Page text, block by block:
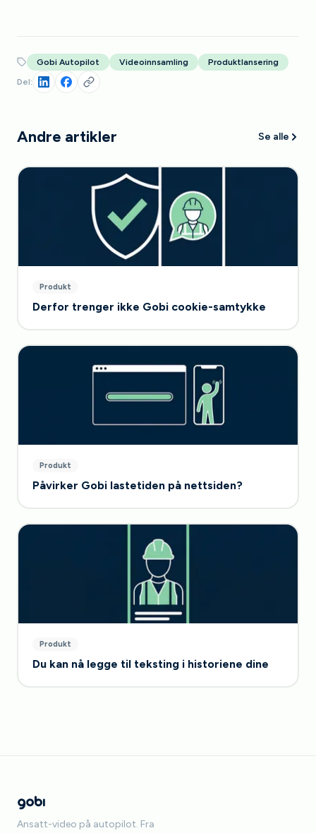
Gobi Autopilot Videoinnsamling
Produktlansering
Del:
Andre artikler Se alle
Produkt
Derfor trenger ikke Gobi cookie-samtykke
Produkt
Påvirker Gobi lastetiden på nettsiden?
Produkt
Du kan nå legge til teksting i historiene dine
Ansatt-video på autopilot. Fra